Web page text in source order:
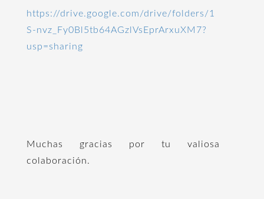
https://drive.google.com/drive/folders/1
S-nvz_Fy0Bl5tb64AGzlVsEprArxuXM7?
usp=sharing
Muchas gracias por tu valiosa
colaboración.